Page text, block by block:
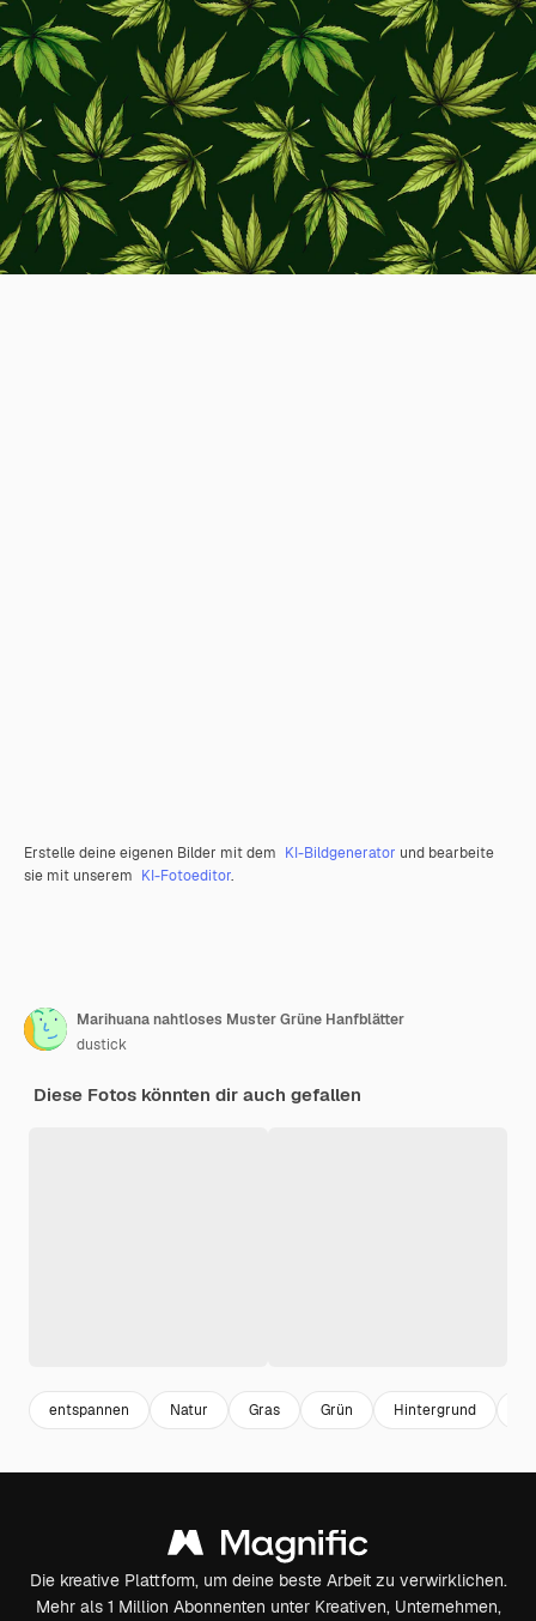
Erstelle deine eigenen Bilder mit dem KI-Bildgenerator und bearbeite
sie mit unserem KI-Fotoeditor.
Marihuana nahtloses Muster Grüne Hanfblätter
dustick
Diese Fotos könnten dir auch gefallen
entspannen Natur Gras Grün Hintergrund
Die kreative Plattform, um deine beste Arbeit zu verwirklichen.
Mehr als 1 Million Abonnenten unter Kreativen, Unternehmen,